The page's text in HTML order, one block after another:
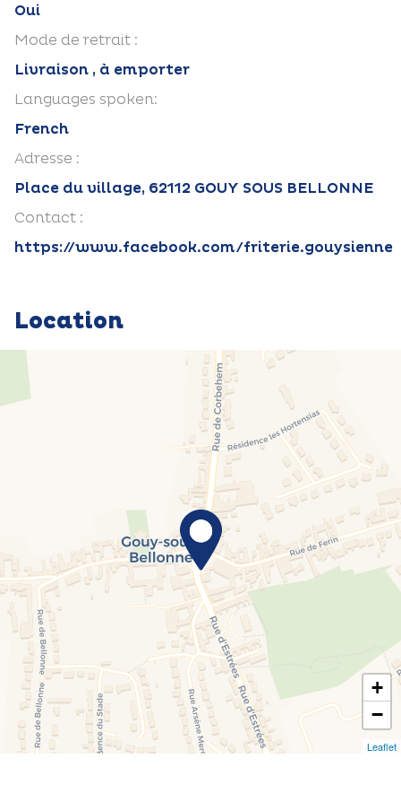
Oui
Mode de retrait :
Livraison , à emporter
Languages spoken:
French
Adresse :
Place du village, 62112 GOUY SOUS BELLONNE
Contact :
https://www.facebook.com/friterie.gouysienne
Location
+
−
Leaflet